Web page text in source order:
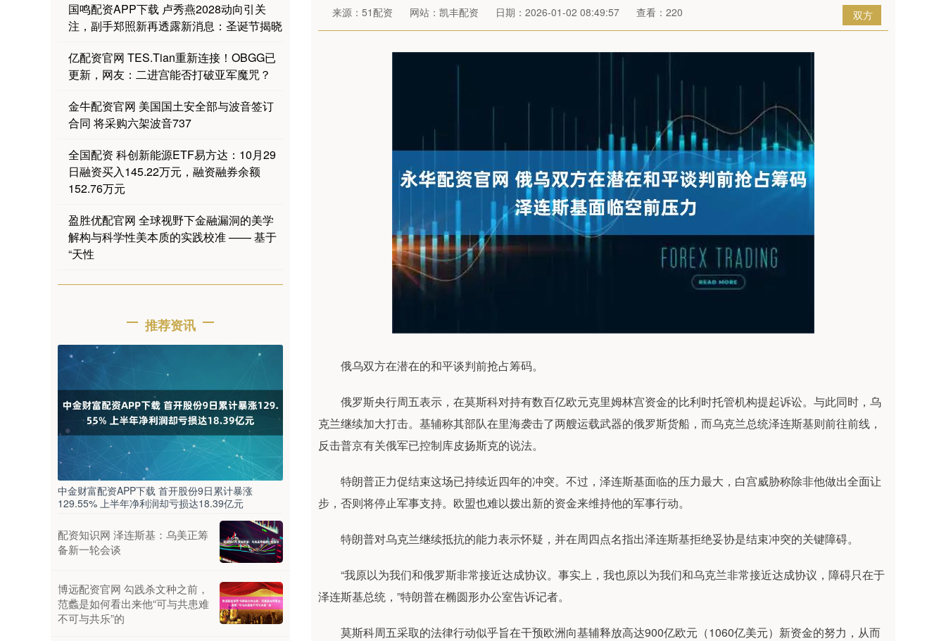
双方
来源：51配资 网站：凯丰配资 日期：2026-01-02 08:49:57 查看：220
俄乌双方在潜在的和平谈判前抢占筹码。
俄罗斯央行周五表示，在莫斯科对持有数百亿欧元克里姆林宫资金的比利时托管机构提起诉讼。与此同时，乌
克兰继续加大打击。基辅称其部队在里海袭击了两艘运载武器的俄罗斯货船，而乌克兰总统泽连斯基则前往前线，
反击普京有关俄军已控制库皮扬斯克的说法。
特朗普正力促结束这场已持续近四年的冲突。不过，泽连斯基面临的压力最大，白宫威胁称除非他做出全面让
步，否则将停止军事支持。欧盟也难以拨出新的资金来维持他的军事行动。
特朗普对乌克兰继续抵抗的能力表示怀疑，并在周四点名指出泽连斯基拒绝妥协是结束冲突的关键障碍。
“我原以为我们和俄罗斯非常接近达成协议。事实上，我也原以为我们和乌克兰非常接近达成协议，障碍只在于
泽连斯基总统，”特朗普在椭圆形办公室告诉记者。
莫斯科周五采取的法律行动似乎旨在干预欧洲向基辅释放高达900亿欧元（1060亿美元）新资金的努力，从而
国鸣配资APP下载 卢秀燕2028动向引关
注，副手郑照新再透露新消息：圣诞节揭晓
亿配资官网 TES.Tian重新连接！OBGG已
更新，网友：二进宫能否打破亚军魔咒？
金牛配资官网 美国国土安全部与波音签订
合同 将采购六架波音737
全国配资 科创新能源ETF易方达：10月29
日融资买入145.22万元，融资融券余额
152.76万元
盈胜优配官网 全球视野下金融漏洞的美学
解构与科学性美本质的实践校准 —— 基于
“天性
推荐资讯
中金财富配资APP下载 首开股份9日累计暴涨
129.55% 上半年净利润却亏损达18.39亿元
配资知识网 泽连斯基：乌美正筹
备新一轮会谈
博远配资官网 勾践杀文种之前，
范蠡是如何看出来他“可与共患难
不可与共乐”的